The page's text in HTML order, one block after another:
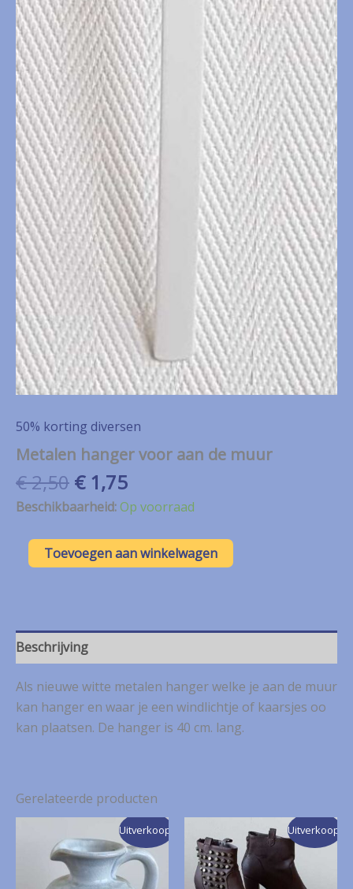
50% korting diversen
Metalen hanger voor aan de muur
€2,50 Oorspronkelijke
prijs
€ 2,50.
€1,75Huidige
prijs
is:
€ 1,75.
Beschikbaarheid:Op voorraad
Metalen
hanger
aantal
Toevoegen aan winkelwagen
Beschrijving
Als nieuwe witte metalen hanger welke je aan de muur
kan hanger en waar je een windlichtje of kaarsjes oo
kan plaatsen. De hanger is 40 cm. lang.
Gerelateerde producten
Uitverkoop! Uitverkoop!